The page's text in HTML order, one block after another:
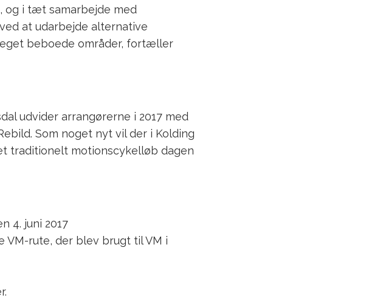
og i tæt samarbejde med
at udarbejde alternative
beboede områder, fortæller
udvider arrangørerne i 2017 med
Som noget nyt vil der i Kolding
traditionelt motionscykelløb dagen
4. juni 2017
VM-rute, der blev brugt til VM i